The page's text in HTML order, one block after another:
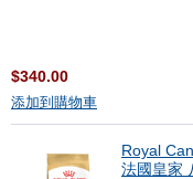
$340.00
添加到購物車
Royal
法國皇家